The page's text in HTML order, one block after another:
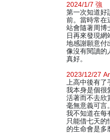
2024/1/7 強
第一次知道好
前。當時常在
站會隨著周博
日再來發現網
地感謝願意付
像沒有閱讀的
真好。
2023/12/27
上高中後有了
我本身是個很
活著而不去欣
毫無意義可言
我不知道在每
只能借七天的
的生命會是多